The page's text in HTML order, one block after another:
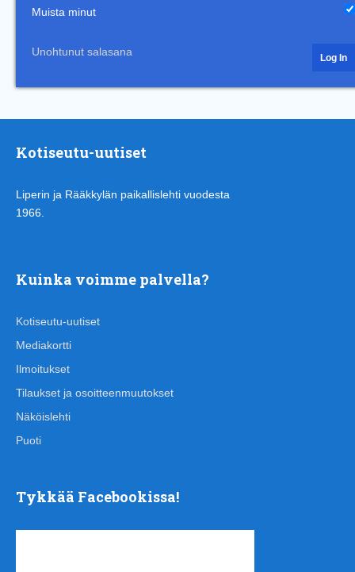
Muista minut
Unohtunut salasana
Kotiseutu-uutiset
Liperin ja Rääkkylän paikallislehti vuodesta
1966.
Kuinka voimme palvella?
Kotiseutu-uutiset
Mediakortti
Ilmoitukset
Tilaukset ja osoitteenmuutokset
Näköislehti
Puoti
Tykkää Facebookissa!